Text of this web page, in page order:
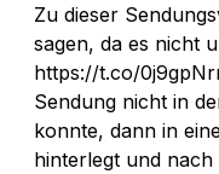
Zu dieser
sagen, da es nicht
https://t.co/
Sendung nicht in
konnte, dann in
hinterlegt und